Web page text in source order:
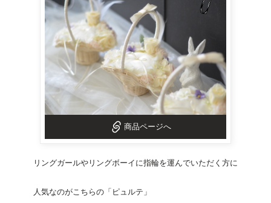
商品ページへ
リングガールやリングボーイに指輪を運んでいただく方に
人気なのがこちらの「ピュルテ」